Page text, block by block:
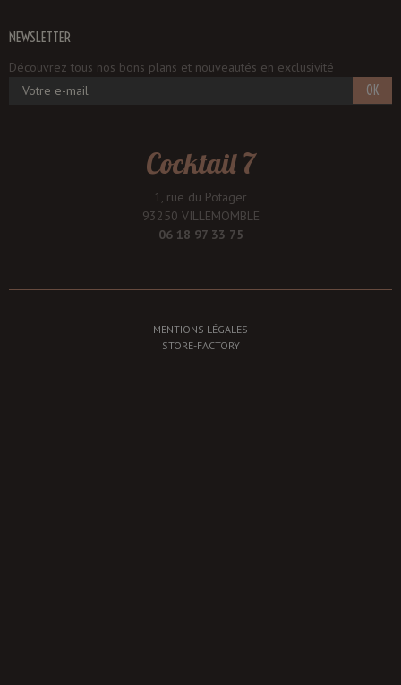
NEWSLETTER
Découvrez tous nos bons plans et nouveautés en exclusivité
OK
Cocktail 7
1, rue du Potager
93250 VILLEMOMBLE
06 18 97 33 75
MENTIONS LÉGALES
STORE-FACTORY